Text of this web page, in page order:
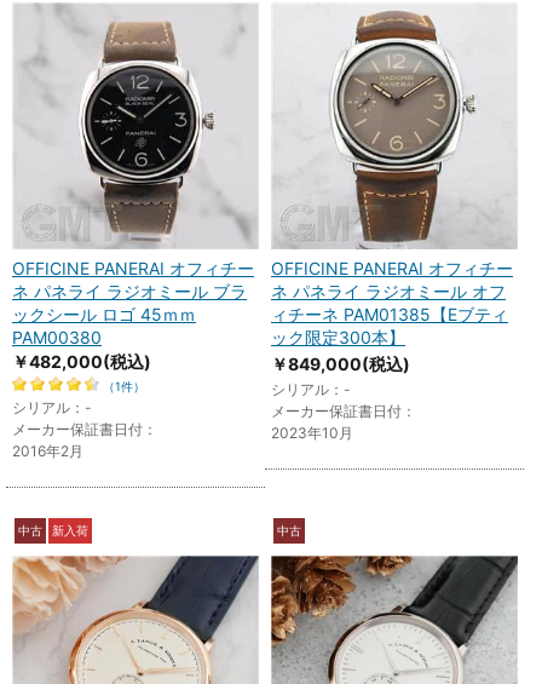
OFFICINE PANERAI オフィチー
ネ パネライ ラジオミール ブラ
ックシール ロゴ 45ｍｍ
PAM00380
￥482,000(税込)
（1件）
シリアル：-
メーカー保証書日付：
2016年2月
OFFICINE PANERAI オフィチー
ネ パネライ ラジオミール オフ
ィチーネ PAM01385【Eブティ
ック限定300本】
￥849,000(税込)
シリアル：-
メーカー保証書日付：
2023年10月
中古 新入荷 中古